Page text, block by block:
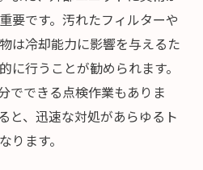
要です。汚れたフィルターや
は冷却能力に影響を与えるた
に行うことが勧められます。
でできる点検作業もありま
と、迅速な対処があらゆるト
ります。